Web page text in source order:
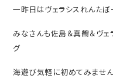
一昨日はヴェラシスれんた
みなさんも佐島＆真鶴＆ヴ
グ
海遊び気軽に初めてみません